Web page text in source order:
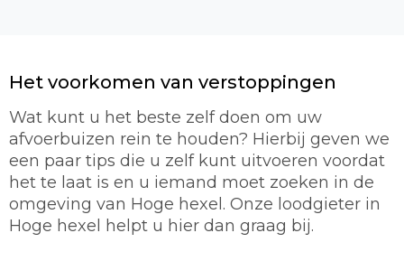
Het voorkomen van verstoppingen
Wat kunt u het beste zelf doen om uw
afvoerbuizen rein te houden? Hierbij geven we
een paar tips die u zelf kunt uitvoeren voordat
het te laat is en u iemand moet zoeken in de
omgeving van Hoge hexel. Onze loodgieter in
Hoge hexel helpt u hier dan graag bij.